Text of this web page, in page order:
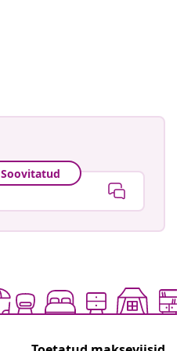
Soovitatud